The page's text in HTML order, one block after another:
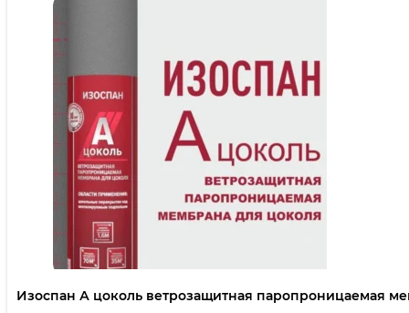
Изоспан А цоколь ветрозащитная паропроницаемая